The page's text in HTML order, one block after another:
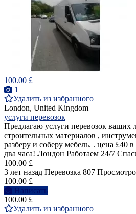
100.00 £
1
Удалить из избранного
London, United Kingdom
услуги перевозок
Предлагаю услуги перевозок ваших
строительных материалов ,
разберу и соберу мебель. . цена £40
два часа! Лондон Работаем 24/7
100.00 £
3 лет назад Перевозка 807
100.00 £
Написать
100.00 £
Удалить из избранного